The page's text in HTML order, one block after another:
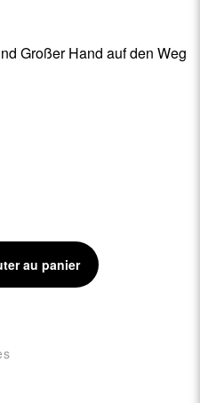
Großer Hand auf den Weg
au panier